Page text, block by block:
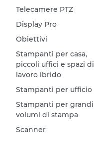
Telecamere PTZ
Display Pro
Obiettivi
Stampanti per casa,
piccoli uffici e spazi di
lavoro ibrido
Stampanti per ufficio
Stampanti per grandi
volumi di stampa
Scanner